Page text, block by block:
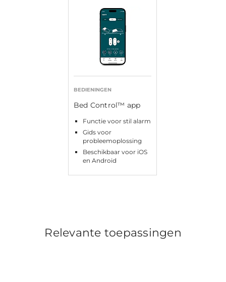
BEDIENINGEN
Bed Control™ app
Functie voor stil alarm
Gids voor
probleemoplossing
Beschikbaar voor iOS
en Android
Relevante toepassingen